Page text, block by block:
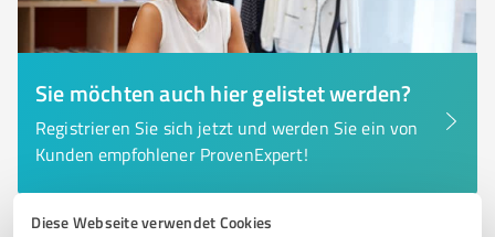
Diese Webseite verwendet Cookies
Sie möchten auch hier gelistet werden?
Registrieren Sie sich jetzt und werden Sie ein von
Kunden empfohlener ProvenExpert!